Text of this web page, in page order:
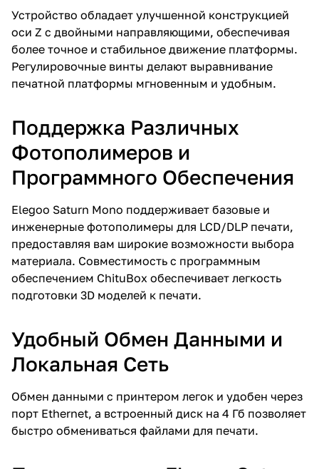
Устройство обладает улучшенной конструкцией
оси Z с двойными направляющими, обеспечивая
более точное и стабильное движение платформы.
Регулировочные винты делают выравнивание
печатной платформы мгновенным и удобным.
Поддержка Различных
Фотополимеров и
Программного Обеспечения
Elegoo Saturn Mono поддерживает базовые и
инженерные фотополимеры для LCD/DLP печати,
предоставляя вам широкие возможности выбора
материала. Совместимость с программным
обеспечением ChituBox обеспечивает легкость
подготовки 3D моделей к печати.
Удобный Обмен Данными и
Локальная Сеть
Обмен данными с принтером легок и удобен через
порт Ethernet, а встроенный диск на 4 Гб позволяет
быстро обмениваться файлами для печати.